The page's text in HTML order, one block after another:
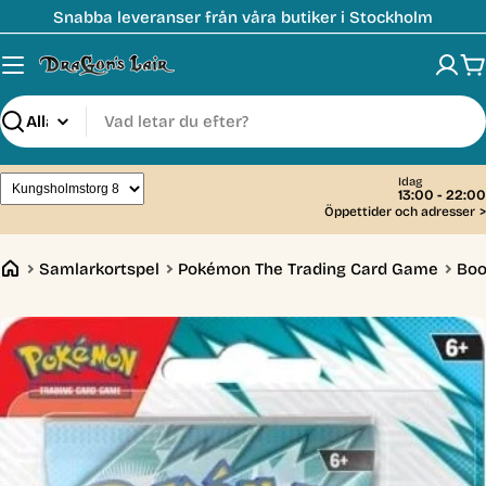
till
innehåll
Snabba leveranser från våra butiker i Stockholm
Sök
Idag
13:00 - 22:00
Öppettider och adresser >
Samlarkortspel Pokémon The Trading Card Game